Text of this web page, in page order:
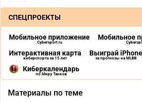
СПЕЦПРОЕКТЫ
Мобильное приложение
Cybersport.ru
Мобильное
Интерактивная карта
киберспорта за 15 лет
Выиграй iPhone
за прогнозы на MLBB
Киберкалендарь
по Миру Танков
Материалы по теме